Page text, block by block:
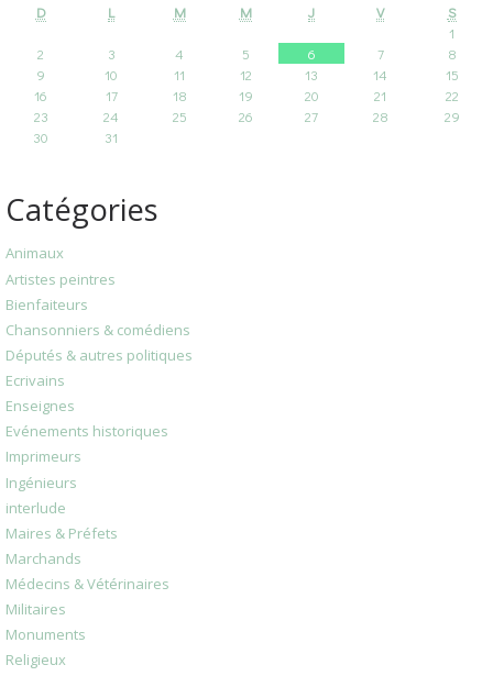
D L M M J V
S
1
2
3 4 5 6 7
8
9
10 11 12 13 14
15
16
17 18 19 20 21
22
23
24 25 26 27 28
29
30
31
Catégories
Animaux
Artistes peintres
Bienfaiteurs
Chansonniers & comédiens
Députés & autres politiques
Ecrivains
Enseignes
Evénements historiques
Imprimeurs
Ingénieurs
interlude
Maires & Préfets
Marchands
Médecins & Vétérinaires
Militaires
Monuments
Religieux